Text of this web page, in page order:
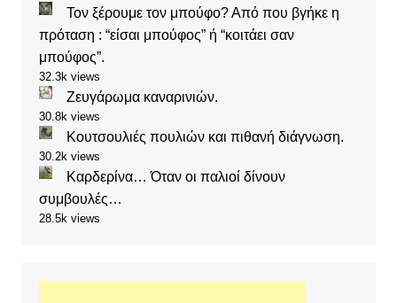
Τον ξέρουμε τον μπούφο? Από που βγήκε η
πρόταση : “είσαι μπούφος” ή “κοιτάει σαν
μπούφος”.
32.3k views
Ζευγάρωμα καναρινιών.
30.8k views
Κουτσουλιές πουλιών και πιθανή διάγνωση.
30.2k views
Καρδερίνα… Όταν οι παλιοί δίνουν
συμβουλές…
28.5k views